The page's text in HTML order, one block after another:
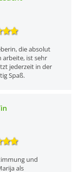
die absolut
arbeite, ist sehr
jederzeit in der
Spaß.
und
als